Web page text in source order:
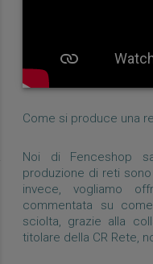
Come si produce una
Noi di Fenceshop
produzione di reti
invece, vogliamo
commentata su
sciolta, grazie alla
titolare della CR Rete,